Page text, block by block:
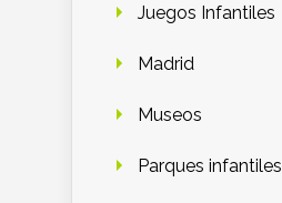
Juegos Infantiles
Madrid
Museos
Parques infantiles